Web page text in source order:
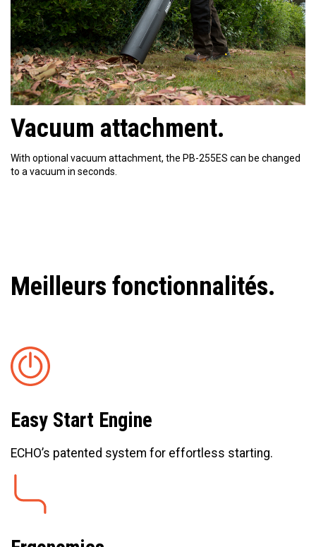
Vacuum attachment.
With optional vacuum attachment, the PB-255ES can be changed
to a vacuum in seconds.
Meilleurs fonctionnalités.
Easy Start Engine
ECHO’s patented system for effortless starting.